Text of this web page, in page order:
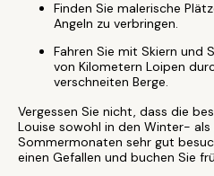
Finden Sie malerische
Angeln zu verbringen.
Fahren Sie mit Skiern und
von Kilometern Loipen
verschneiten Berge.
Vergessen Sie nicht, dass die
Louise sowohl in den Winter- als
Sommermonaten sehr gut
einen Gefallen und buchen Sie